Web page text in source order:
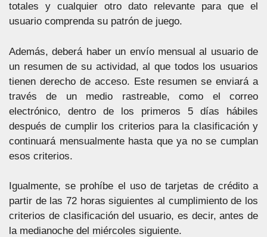
totales y cualquier otro dato relevante para que el
usuario comprenda su patrón de juego.
Además, deberá haber un envío mensual al usuario de
un resumen de su actividad, al que todos los usuarios
tienen derecho de acceso. Este resumen se enviará a
través de un medio rastreable, como el correo
electrónico, dentro de los primeros 5 días hábiles
después de cumplir los criterios para la clasificación y
continuará mensualmente hasta que ya no se cumplan
esos criterios.
Igualmente, se prohíbe el uso de tarjetas de crédito a
partir de las 72 horas siguientes al cumplimiento de los
criterios de clasificación del usuario, es decir, antes de
la medianoche del miércoles siguiente.